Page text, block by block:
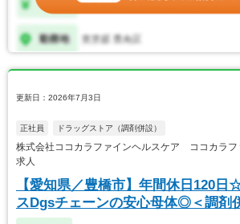
更新日：2026年7月3日
正社員 ドラッグストア（調剤併設）
株式会社ココカラファインヘルスケア ココカラフ
求人
【愛知県／豊橋市】年間休日120日
スDgsチェーンの安心母体◎＜調剤